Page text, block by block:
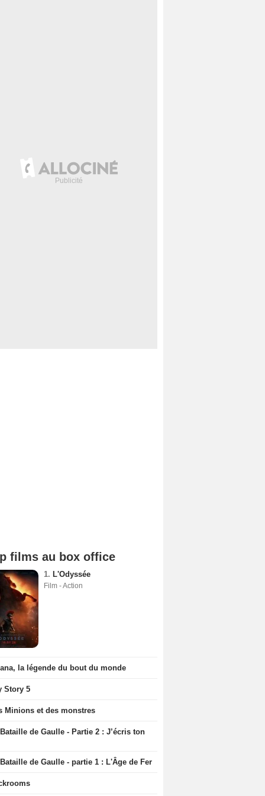
films au box office
1. L'Odyssée
Film - Action
la légende du bout du monde
Story 5
Minions et des monstres
de Gaulle - Partie 2 : J’écris ton
de Gaulle - partie 1 : L'Âge de Fer